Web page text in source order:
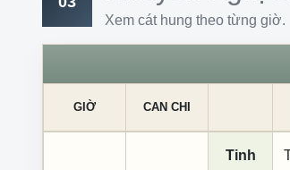
Xem cát hung theo từng giờ.
GIỜ CAN CHI
Tinh